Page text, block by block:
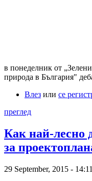
в понеделник от
природа в България"
Влез или се
преглед
Как най-лесно
за
29 September, 2015 - 14:11